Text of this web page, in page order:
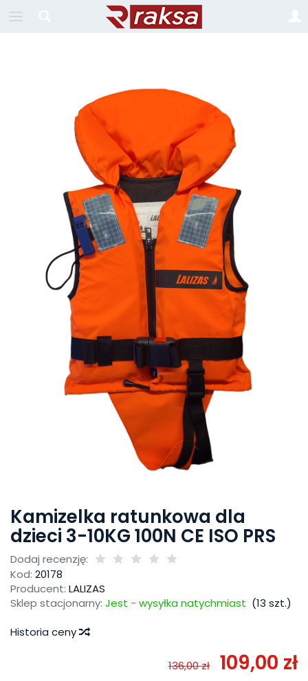
Kamizelka ratunkowa dla
dzieci 3-10KG 100N CE ISO PRS
Dodaj recenzję:
Kod: 20178
Producent: LALIZAS
Sklep stacjonarny: Jest - wysyłka natychmiast (13 szt.)
Historia ceny
136,00 zł 109,00 zł